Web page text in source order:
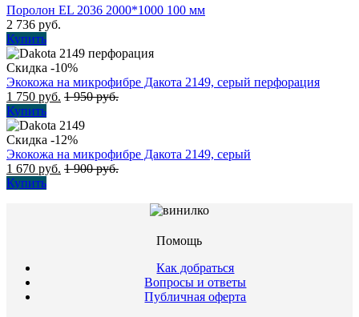
Поролон EL 2036 2000*1000 100 мм
2 736 руб.
Купить
Скидка -10%
Экокожа на микрофибре Дакота 2149, серый перфорация
1 750 руб. 1 950руб.
Купить
Скидка -12%
Экокожа на микрофибре Дакота 2149, серый
1 670 руб. 1 900руб.
Купить
Помощь
Как добраться
Вопросы и ответы
Публичная оферта